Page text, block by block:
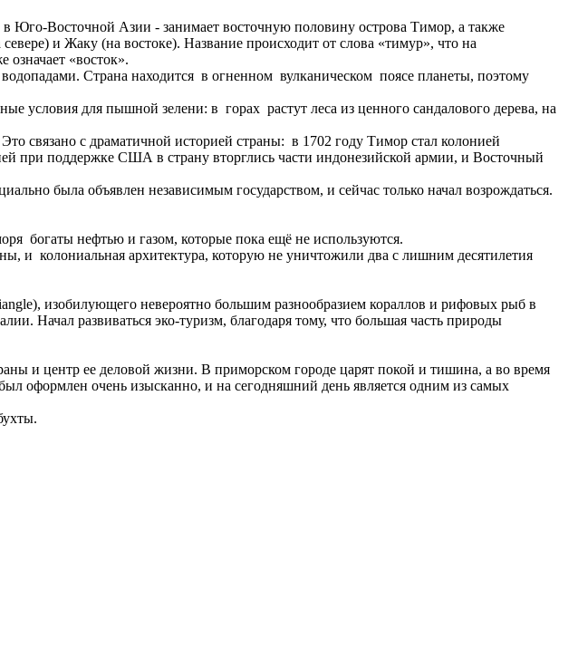
Юго-Восточной Азии - занимает восточную половину острова Тимор, а также
и Жаку (на востоке). Название происходит от слова «тимур», что на
означает «восток».
Страна находится в огненном вулканическом поясе планеты, поэтому
для пышной зелени: в горах растут леса из ценного сандалового дерева, на
связано с драматичной историей страны: в 1702 году Тимор стал колонией
при поддержке США в страну вторглись части индонезийской армии, и Восточный
была объявлен независимым государством, и сейчас только начал возрождаться.
богаты нефтью и газом, которые пока ещё не используются.
и колониальная архитектура, которую не уничтожили два с лишним десятилетия
изобилующего невероятно большим разнообразием кораллов и рифовых рыб в
Начал развиваться эко-туризм, благодаря тому, что большая часть природы
и центр ее деловой жизни. В приморском городе царят покой и тишина, а во время
оформлен очень изысканно, и на сегодняшний день является одним из самых